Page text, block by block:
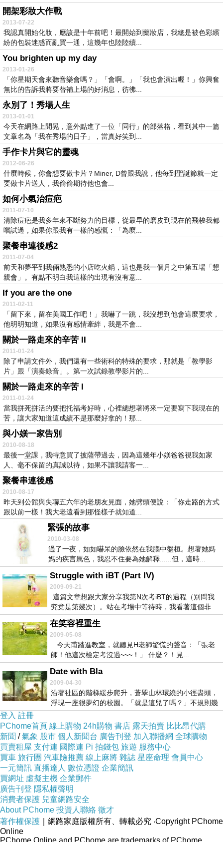
開架彩妝大作戰
2013-07-22
我認真開始化妝，應該是十年前吧！最開始到藥妝店，我總是被色彩繽
紛的包裝迷惑而亂買一通，這幾年也陸陸續...
You brighten up my day
2013-01-26
「你星期天會來聽音樂會嗎？」「會啊。」「我也會演出喔！」你興奮
無比的告訴我將要替補上場的好消息，彷彿...
永別了！秀場人生
2013-01-01
今天在網路上閒晃，意外點進了一位「同行」的部落格，看到其中一篇
文章名為「我在秀場的日子」，當真好笑到...
手作卡片與它的靈魂
2012-06-26
什麼時候，你會想要做卡片？Miner, D曾跟我說，他每到聖誕節就一定
要做卡片送人，我偷偷期待他也會...
如何小氣治痘疤
2011-07-10
清除痘疤是我多年來不斷努力的目標，從最早的磨皮到現在的飛梭我都
嚐試過，如果你跟我有一樣的感慨：「為麼...
聚餐串連後感2
2011-07-04
前天和夢平到我倆熟悉的小店吃火鍋，這也是我一個月之中第五場「懇
親會」。有點不明白我這樣的出現有沒有意...
If you are the one
2011-02-11
「留下來，留在美國工作吧！」我嚇了一跳，我沒想到他會這麼要求，
他明明知道，如果沒有感情牽絆，我是不會...
關於一路走來的辛苦 II
2011-01-24
除了申請文件外，我們還有一些術科的特殊的要求，那就是「教學影
片」跟「演奏錄音」。第一次試錄教學影片的...
關於一路走來的辛苦 I
2011-01-24
當我拼死拼活的要把托福考好時，心裡總想著將來一定要寫下我現在的
苦，讓大家知道這成績不是那麼好拿的！那...
與小媄一家告別
2010-08-18
最後一堂課，我特意買了披薩帶過去，因為這幾年小媄爸爸視我如家
人、毫不保留的真誠以待，如果不讓我請客一...
聚餐串連後感
2010-08-17
昨天到公館與失聯五六年的老朋友見面，她劈頭便說：「你走路的方式
跟以前一樣！我大老遠看到那怪樣子就知道...
緊張的故事
2010-03-08
過了一夜，如如嚇呆的臉依然在我腦中盤桓。想著她媽
媽的疾言厲色，我忍不住要為她解釋......但，這時...
Struggle with iBT (Part IV)
2009-09-21
這篇文章想跟大家分享我第N次考iBT的過程（別問我
究竟是第幾次）。站在考場中等待時，我看著這個非
常...
在笑容裡重生
2009-05-08
今天甫踏進教室，就聽見H老師驚慌的聲音：「張老
師！他這次檢定考沒過~~~！」 什麼？！見...
Date with Bla
2009-04-30
沿著社區的階梯緩步爬升，蒼翠山林環繞的小徑盡頭，
浮現一座很夢幻的校園。「就是這兒了嗎？」不規則幾
何圖...
登入 註冊
PChome首頁 線上購物 24h購物 書店 露天拍賣 比比昂代購
新聞 /氣象 股市 個人新聞台 廣告刊登 加入聯播網 全球購物
買賣租屋 支付連 國際連 Pi 拍錢包 旅遊 服務中心
買車 旅行團 汽車險推薦 線上麻將 雜誌 星座命理 會員中心
一元簡訊 直播達人 數位憑證 企業簡訊
買網址 虛擬主機 企業郵件
廣告刊登 隱私權聲明
消費者保護 兒童網路安全
About PChome 投資人聯絡 徵才
著作權保護 ｜網路家庭版權所有、轉載必究 ‧Copyright PChome
Online
PChome Online and PChome are trademarks of PChome